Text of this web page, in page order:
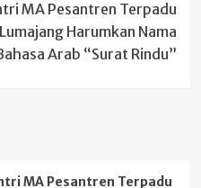
MA Pesantren Terpadu
Harumkan Nama
Arab “Surat Rindu”
MA Pesantren Terpadu